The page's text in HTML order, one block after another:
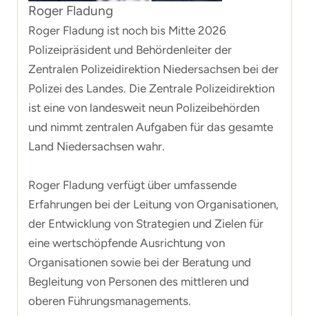
Roger Fladung
Roger Fladung ist noch bis Mitte 2026
Polizeipräsident und Behördenleiter der
Zentralen Polizeidirektion Niedersachsen bei der
Polizei des Landes. Die Zentrale Polizeidirektion
ist eine von landesweit neun Polizeibehörden
und nimmt zentralen Aufgaben für das gesamte
Land Niedersachsen wahr.
Roger Fladung verfügt über umfassende
Erfahrungen bei der Leitung von Organisationen,
der Entwicklung von Strategien und Zielen für
eine wertschöpfende Ausrichtung von
Organisationen sowie bei der Beratung und
Begleitung von Personen des mittleren und
oberen Führungsmanagements.